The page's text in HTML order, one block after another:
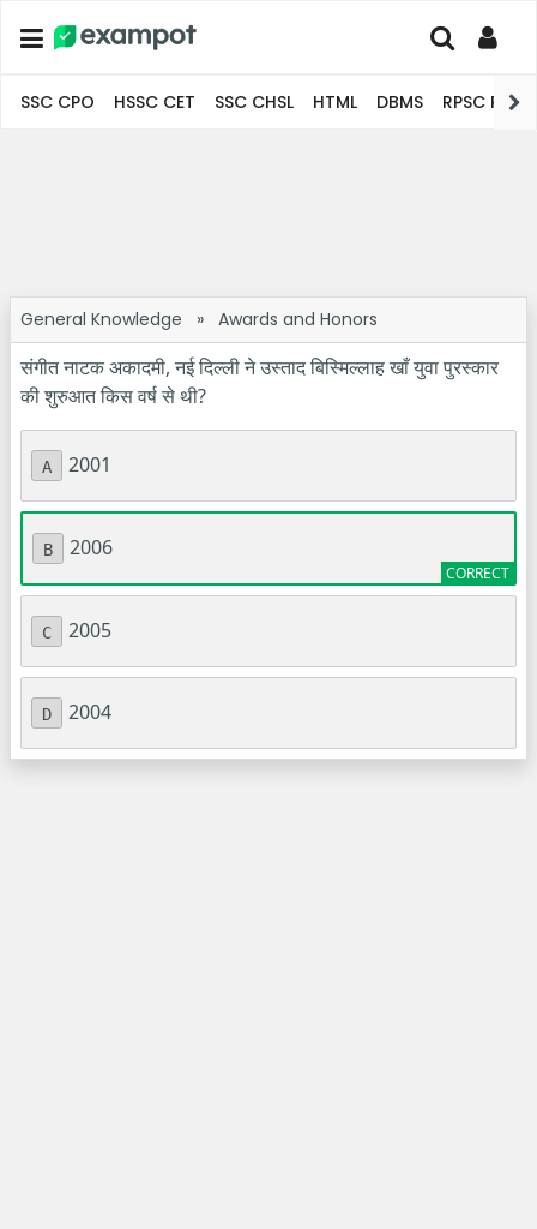
SSC CPO HSSC CET SSC CHSL HTML DBMS RPSC
General Knowledge » Awards and Honors
संगीत नाटक अकादमी, नई दिल्ली ने उस्ताद बिस्मिल्लाह खाँ युवा पुरस्कार
की शुरुआत किस वर्ष से थी?
A 2001
B 2006
C 2005
D 2004